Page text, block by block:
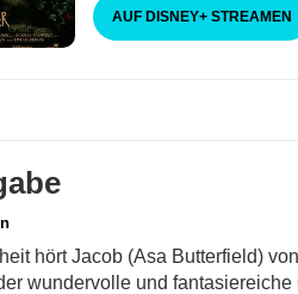
AUF DISNEY+ STREAMEN
hört Jacob (Asa Butterfield)
wundervolle und